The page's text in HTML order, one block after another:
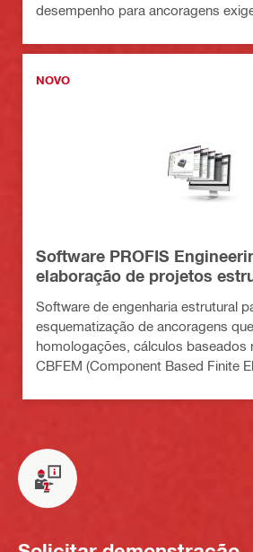
desempenho para ancoragens
NOVO
Software PROFIS
elaboração de projetos
Software de engenharia estrutural
esquematização de ancoragens
homologações, cálculos baseados
CBFEM (Component Based Finite